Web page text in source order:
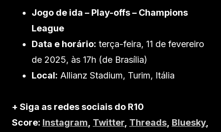
Jogo de ida – Play-offs – Champions
League
Data e horário: terça-feira, 11 de fevereiro
de 2025, às 17h (de Brasília)
Local: Allianz Stadium, Turim, Itália
+ Siga as redes sociais do R10
Score: Instagram Twitter Threads Bluesky,